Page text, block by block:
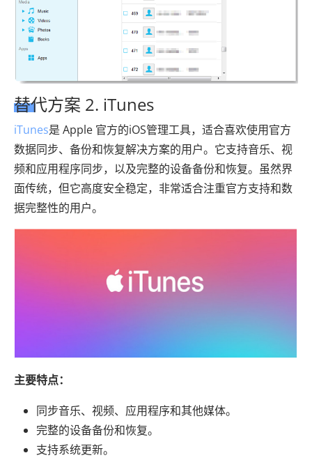
替代方案 2. iTunes
iTunes是 Apple 官方的iOS管理工具，适合喜欢使用官方
数据同步、备份和恢复解决方案的用户。它支持音乐、视
频和应用程序同步，以及完整的设备备份和恢复。虽然界
面传统，但它高度安全稳定，非常适合注重官方支持和数
据完整性的用户。
主要特点：
同步音乐、视频、应用程序和其他媒体。
完整的设备备份和恢复。
支持系统更新。